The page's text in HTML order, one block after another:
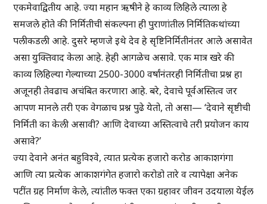
एकमेवाद्वितीय आहे. ज्या महान ऋषीने हे काव्य लिहिले त्याला हे
समजले होते की निर्मितीची संकल्पना ही पुराणांतील निर्मितिकथांच्या
पलीकडली आहे. दुसरे म्हणजे इथे देव हे सृष्टिनिर्मितीनंतर आले असावेत
असा युक्तिवाद केला आहे. हेही आगळेच असावे. एक मात्र खरे की
काव्य लिहिल्या गेल्याच्या 2500-3000 वर्षांनंतरही निर्मितीचा प्रश्न हा
अजूनही तेवढाच अचंबित करणारा आहे. बरे, देवाचे पूर्वअस्तित्व जर
आपण मानले तरी एक वेगळाच प्रश्न पुढे येतो, तो असा— ‘देवाने सृष्टीची
निर्मिती का केली असावी? आणि देवाच्या अस्तित्वाचे तरी प्रयोजन काय
असावे?’
ज्या देवाने अनंत बहुविश्वे, त्यात प्रत्येक हजारो करोड आकाशगंगा
आणि त्या प्रत्येक आकाशगंगेत हजारो करोडो तारे व त्यापेक्षा अनेक
पटींत ग्रह निर्माण केले, त्यांतील फक्त एका ग्रहावर जीवन उदयाला येईल